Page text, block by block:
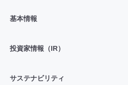
基本情報
投資家情報（IR）
サステナビリティ